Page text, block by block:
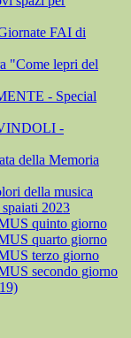
FAI di
"Come lepri del
- Special
-
della Memoria
della musica
2023
quinto giorno
quarto giorno
terzo giorno
secondo giorno